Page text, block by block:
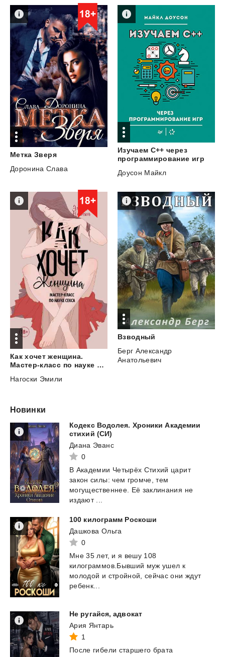
Метка Зверя
Доронина Слава
Изучаем C++ через
программирование игр
Доусон Майкл
Как хочет женщина.
Мастер-класс по науке секса
Нагоски Эмили
Взводный
Берг Александр
Анатольевич
Новинки
Кодекс Водолея. Хроники Академии
стихий (СИ)
Диана Эванс
0
В Академии Четырёх Стихий царит
закон силы: чем громче, тем
могущественнее. Её заклинания не
издают ...
100 килограмм Роскоши
Дашкова Ольга
0
Мне 35 лет, и я вешу 108
килограммов.Бывший муж ушел к
молодой и стройной, сейчас они ждут
ребенк...
Не ругайся, адвокат
Ария Янтарь
1
После гибели старшего брата